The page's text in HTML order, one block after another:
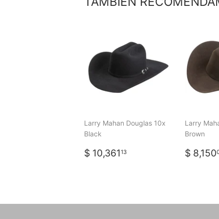
Larry Mahan Douglas 10x
Black
PRECIO
HABITUAL
$ 10,36113
Larry
Brown
$ 8,150